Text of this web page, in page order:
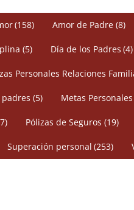
(158) Amor de Padre (8)
(5) Día de los Padres (4)
Personales Relaciones
(5) Metas Personales
Pólizas de Seguros (19)
Superación personal (253)